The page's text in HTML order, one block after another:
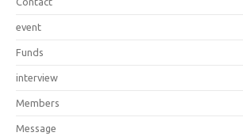
event
Funds
interview
Members
Message